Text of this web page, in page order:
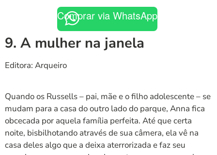
Comprar via WhatsApp
9. A mulher na janela
Editora: Arqueiro
Quando os Russells – pai, mãe e o filho adolescente – se
mudam para a casa do outro lado do parque, Anna fica
obcecada por aquela família perfeita. Até que certa
noite, bisbilhotando através de sua câmera, ela vê na
casa deles algo que a deixa aterrorizada e faz seu